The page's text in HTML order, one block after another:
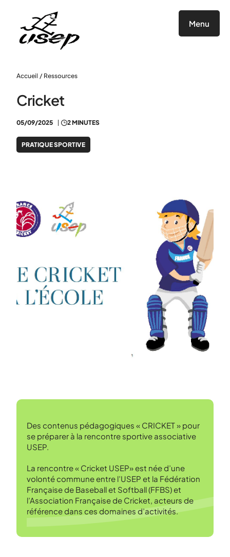
Menu
Accueil / Ressources
Cricket
05/09/2025 2 MINUTES
PRATIQUE SPORTIVE
Des contenus pédagogiques « CRICKET » pour
se préparer à la rencontre sportive associative
USEP.
La rencontre « Cricket USEP» est née d’une
volonté commune entre l’USEP et la Fédération
Française de Baseball et Softball (FFBS) et
l’Association Française de Cricket, acteurs de
référence dans ces domaines d’activités.